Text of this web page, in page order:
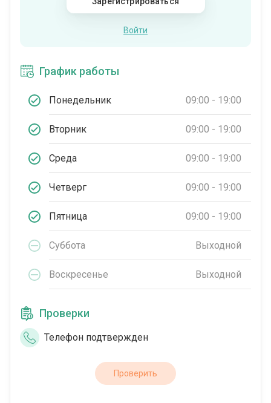
Войти
График работы
Понедельник 09:00 - 19:00
Вторник 09:00 - 19:00
Среда 09:00 - 19:00
Четверг 09:00 - 19:00
Пятница 09:00 - 19:00
Суббота Выходной
Воскресенье Выходной
Проверки
Телефон подтвержден
Проверить